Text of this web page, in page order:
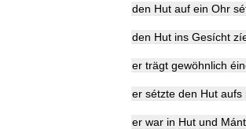
den Hut auf ein Ohr
den Hut ins Gesícht
er trägt gewöhnlich
er sétzte den Hut aufs
er war in Hut und